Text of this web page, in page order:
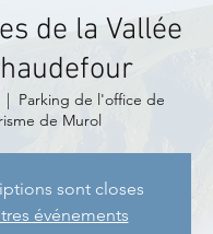
de la Vallée
|
Parking de l'office de
de Murol
sont closes
événements